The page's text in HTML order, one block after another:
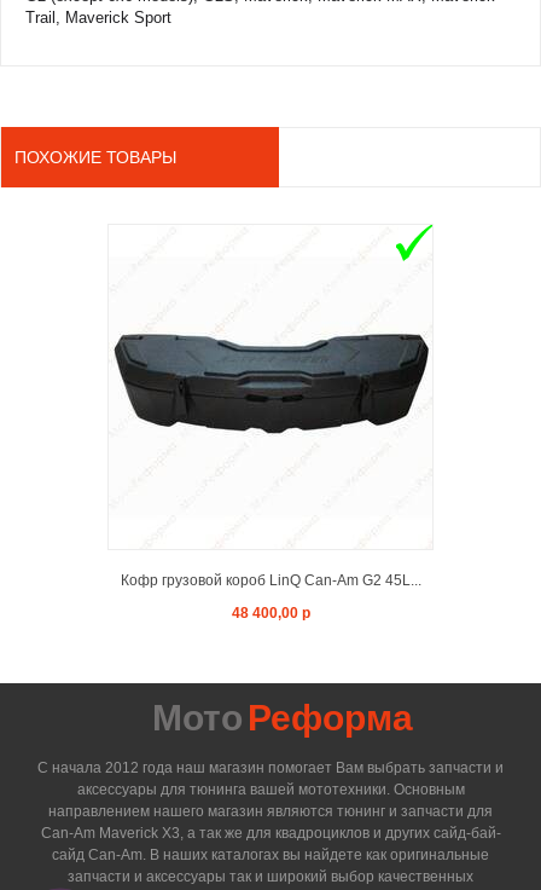
Trail, Maverick Sport
ПОХОЖИЕ ТОВАРЫ
Кофр грузовой короб LinQ Can-Am G2 45L...
48 400,00 р
Мото Реформа
С начала 2012 года наш магазин помогает Вам выбрать запчасти и
аксессуары для тюнинга вашей мототехники. Основным
направлением нашего магазин являются тюнинг и запчасти для
Can-Am Maverick X3, а так же для квадроциклов и других сайд-бай-
сайд Can-Am. В наших каталогах вы найдете как оригинальные
запчасти и аксессуары так и широкий выбор качественных